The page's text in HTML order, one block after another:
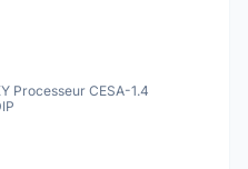
Processeur CESA-1.4